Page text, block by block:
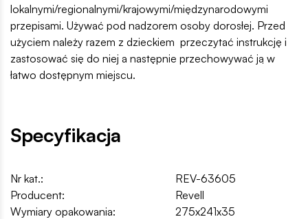
lokalnymi/regionalnymi/krajowymi/międzynarodowymi
przepisami. Używać pod nadzorem osoby dorosłej. Przed
użyciem należy razem z dzieckiem przeczytać instrukcję i
zastosować się do niej a następnie przechowywać ją w
łatwo dostępnym miejscu.
Specyfikacja
Nr kat.:
REV-63605
Producent:
Revell
Wymiary opakowania:
275x241x35